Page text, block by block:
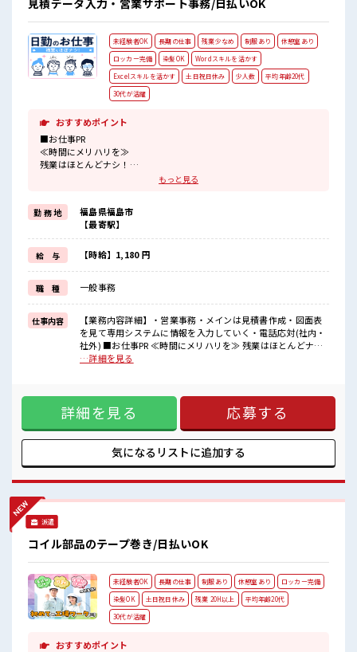
見積データ入力・営業サポート事務/日払いOK
未経験者OK 長期の仕事 残業少なめ 制服あり
休憩室あり
ロッカー完備
染髪OK
Wordスキルを活かす
Excelスキルを活かす
土日祝日休み 少人数
平均年齢20代
30代が活躍
おすすめポイント
■お仕事PR
≪時間にメリハリを≫
残業はほとんどナシ！
場合によってはお願いすることもあります♪
家族や友人と一緒にプライベート満喫！
≪モチベーションもUP≫
派手過ぎなければ髪型や髪色自由♪
(規定有)≪ラクラク制服アリ≫
制服があるので、
毎日の服装の悩み解消♪
≪初めての仕事だけど自分にもできそう≫
新しいことにチャレンジするのは不安だけど、
しっかり働く環境が整っています！
イチからスキルUP・ステップUP目指していきましょう！
■職場の雰囲気
『少人数』だからコミュニケーションも取りやすい？
もっと見る
勤 務 地
福島県福島市
【最寄駅】
給 与 【時給】1,180 円
職 種 一般事務
仕事内容
【業務内容詳細】・営業事務・メインは見積書作成・図面表
を見て専用システムに情報を入力していく・電話応対(社内・
社外) ■お仕事PR ≪時間にメリハリを≫ 残業はほとんどナ
シ！ 場合によってはお願いすることもあります♪ ≪土日祝休
有)≪ラクラク制服アリ≫ 制服があるので、 毎日の服装の悩
み解消♪ ≪初めての仕事だけど自分にもできそう≫ 新しいこ
とにチャレンジするのは不安だけど、 しっかり働く環境が整
っています！ イチからスキルUP・ステップUP目指していき
ましょう！ ■職場の雰囲気 『少人数』だからコミュニケーシ
ョンも取りやすい？ 明るすぎたり奇抜過ぎなければヘアカラ
…詳細を見る
詳細を見る 応募する
気になるリストに追加する
派遣
コイル部品のテープ巻き/日払いOK
未経験者OK 長期の仕事 制服あり 休憩室あり
ロッカー完備
染髪OK
土日祝日休み 残業 20H以上
平均年齢20代
30代が活躍
おすすめポイント